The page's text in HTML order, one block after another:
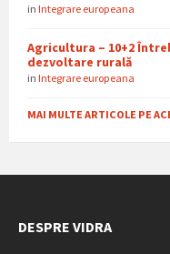
in Integrare europeana
Agricultura – 10+2
dezvoltare rurală
in Integrare europeana
MAI MULTE ARTICOLE PE
DESPRE VIDRA